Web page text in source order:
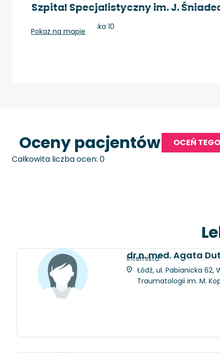
Szpital Specjalistyczny im. J.
Nowy Sącz, Młyńska 10
Pokaż na mapie
Oceny pacjentów
OCEŃ
Całkowita liczba ocen: 0
dr n. med. Agata
Internista
Łódź, ul. Pabianicka
Traumatologii im. M.